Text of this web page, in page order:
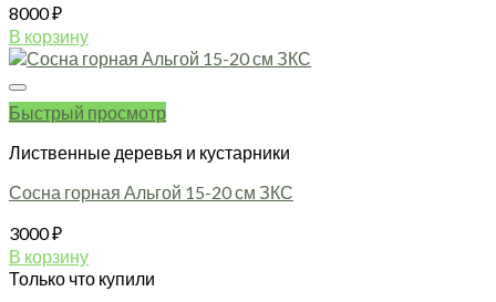
8000₽
В корзину
Быстрый просмотр
Лиственные деревья и кустарники
Сосна горная Альгой 15-20 см ЗКС
3000₽
В корзину
Только что купили